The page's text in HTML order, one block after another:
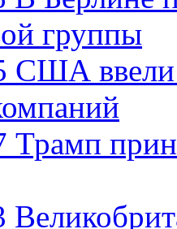
группы
США ввели
Трамп